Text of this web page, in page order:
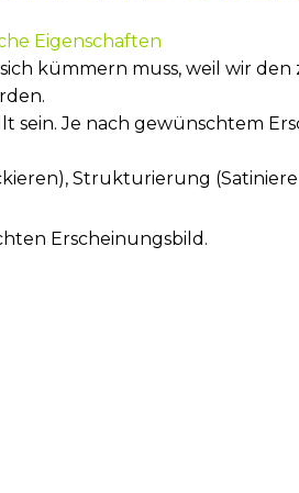
Eigenschaften
kümmern muss, weil wir
Je nach gewünschtem
Strukturierung
Erscheinungsbild.